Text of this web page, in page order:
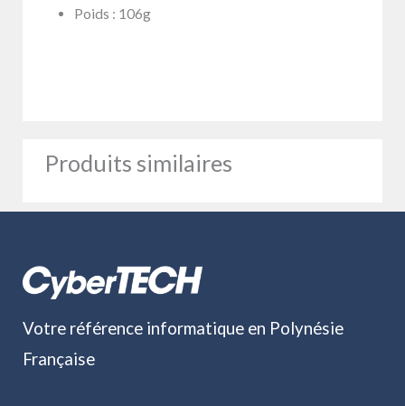
Poids : 106g
Produits similaires
Votre référence informatique en Polynésie
Française